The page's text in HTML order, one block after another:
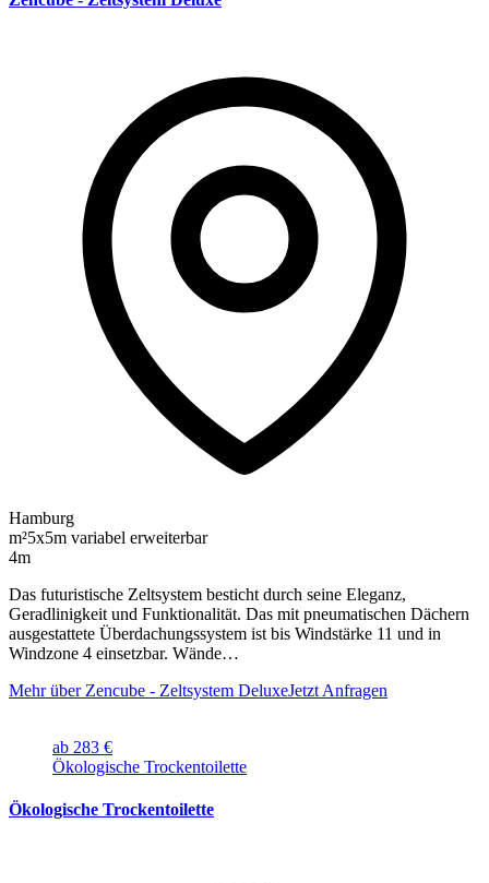
Hamburg
m²5x5m variabel erweiterbar
4m
Das futuristische Zeltsystem besticht durch seine Eleganz,
Geradlinigkeit und Funktionalität. Das mit pneumatischen Dächern
ausgestattete Überdachungssystem ist bis Windstärke 11 und in
Windzone 4 einsetzbar. Wände…
Mehr über Zencube - Zeltsystem DeluxeJetzt Anfragen
ab 283 €
Ökologische Trockentoilette
Ökologische Trockentoilette